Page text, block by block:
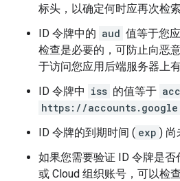
标头，以确定何时应再次检索
ID 令牌中的 aud 值等于您
检查是必要的，可防止向恶
于访问您应用后端服务器上
ID 令牌中 iss 的值等于
https://
ID 令牌的到期时间 ( exp ) 尚
如果您需要验证 ID 令牌是否
或 Cloud 组织账号，可以检查